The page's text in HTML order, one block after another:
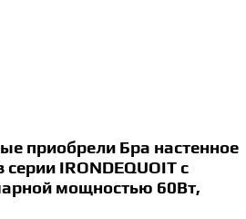
приобрели Бра настенное
IRONDEQUOIT с
мощностью 60Вт,